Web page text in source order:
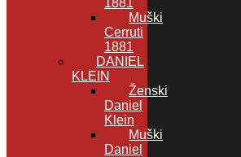
Muški
Cerruti
1881
DANIEL
KLEIN
Ženski
Daniel
Klein
Muški
Daniel